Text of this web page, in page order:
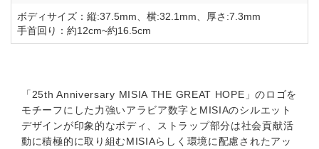
ボディサイズ：縦:37.5mm、横:32.1mm、厚さ:7.3mm
手首回り：約12cm~約16.5cm
「25th Anniversary MISIA THE GREAT HOPE」のロゴを
モチーフにした力強いアラビア数字とMISIAのシルエット
デザインが印象的なボディ、ストラップ部分は社会貢献活
動に積極的に取り組むMISIAらしく環境に配慮されたアッ